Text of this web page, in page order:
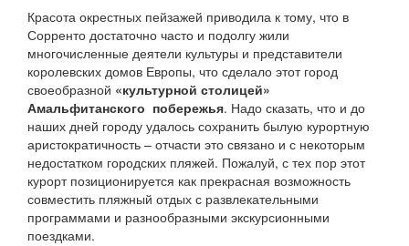
Красота окрестных пейзажей приводила к тому, что в
Сорренто достаточно часто и подолгу жили
многочисленные деятели культуры и представители
королевских домов Европы, что сделало этот город
своеобразной «культурной столицей»
Амальфитанского побережья. Надо сказать, что и до
наших дней городу удалось сохранить былую курортную
аристократичность – отчасти это связано и с некоторым
недостатком городских пляжей. Пожалуй, с тех пор этот
курорт позиционируется как прекрасная возможность
совместить пляжный отдых с развлекательными
программами и разнообразными экскурсионными
поездками.